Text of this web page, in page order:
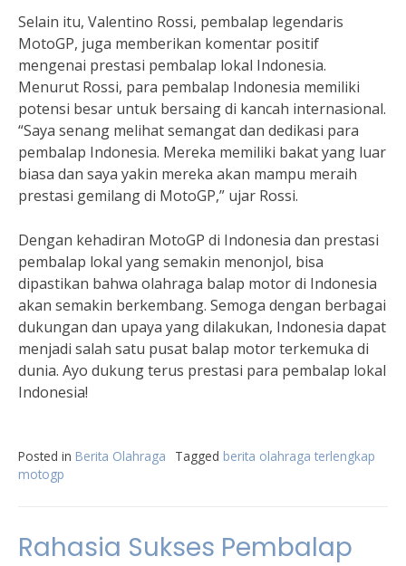
Selain itu, Valentino Rossi, pembalap legendaris
MotoGP, juga memberikan komentar positif
mengenai prestasi pembalap lokal Indonesia.
Menurut Rossi, para pembalap Indonesia memiliki
potensi besar untuk bersaing di kancah internasional.
“Saya senang melihat semangat dan dedikasi para
pembalap Indonesia. Mereka memiliki bakat yang luar
biasa dan saya yakin mereka akan mampu meraih
prestasi gemilang di MotoGP,” ujar Rossi.
Dengan kehadiran MotoGP di Indonesia dan prestasi
pembalap lokal yang semakin menonjol, bisa
dipastikan bahwa olahraga balap motor di Indonesia
akan semakin berkembang. Semoga dengan berbagai
dukungan dan upaya yang dilakukan, Indonesia dapat
menjadi salah satu pusat balap motor terkemuka di
dunia. Ayo dukung terus prestasi para pembalap lokal
Indonesia!
Posted in Berita Olahraga Tagged berita olahraga terlengkap
motogp
Rahasia Sukses Pembalap